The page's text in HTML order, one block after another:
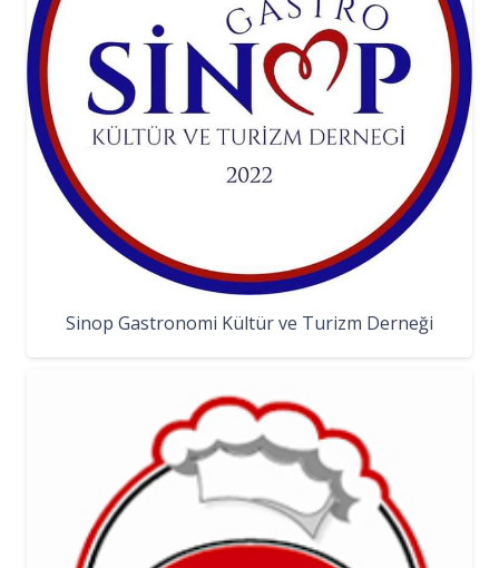
Sinop Gastronomi Kültür ve Turizm Derneği